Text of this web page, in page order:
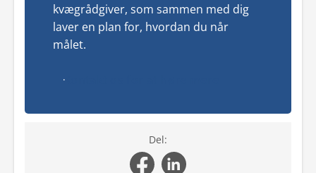
kvægrådgiver, som sammen med dig
laver en plan for, hvordan du når
målet.
Kontakt os for at høre mere
Del: